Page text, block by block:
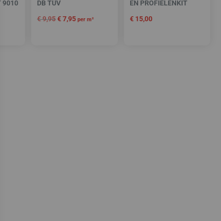
9010
DB TÜV
€9,95€7,95 per m²
EN PROFIELENKIT
€15,00